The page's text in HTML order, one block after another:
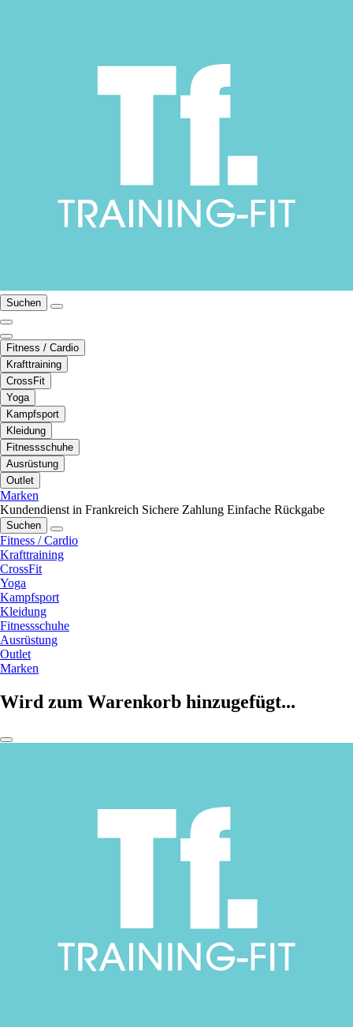
Suchen
Fitness / Cardio
Krafttraining
CrossFit
Yoga
Kampfsport
Kleidung
Fitnessschuhe
Ausrüstung
Outlet
Marken
Kundendienst in Frankreich Sichere Zahlung Einfache Rückgabe
Suchen
Fitness / Cardio
Krafttraining
CrossFit
Yoga
Kampfsport
Kleidung
Fitnessschuhe
Ausrüstung
Outlet
Marken
Wird zum Warenkorb hinzugefügt...